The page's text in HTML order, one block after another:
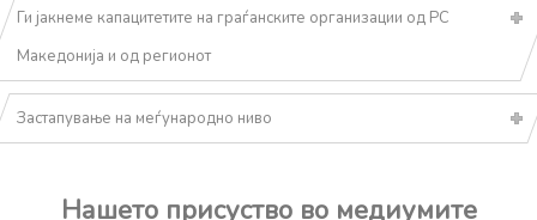
Ги јакнеме капацитетите на граѓанските организации од РС
Македонија и од регионот
Застапување на меѓународно ниво
Нашето присуство во медиумите